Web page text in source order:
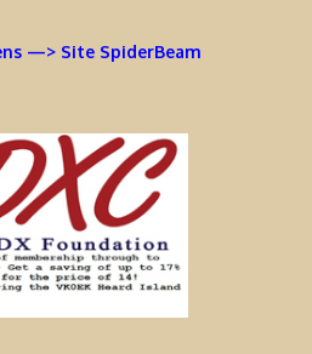
—> Site SpiderBeam